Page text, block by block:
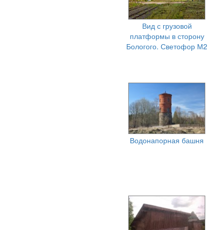
Вид с грузовой
платформы в сторону
Бологого. Светофор М2
Водонапорная башня